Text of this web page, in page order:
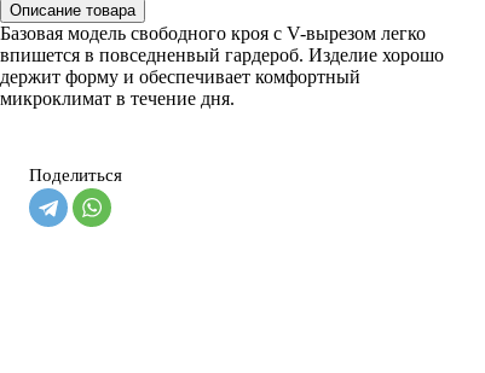
Описание товара
Базовая модель свободного кроя c V-вырезом легко
впишется в повседненвый гардероб. Изделие хорошо
держит форму и обеспечивает комфортный
микроклимат в течение дня.
Поделиться